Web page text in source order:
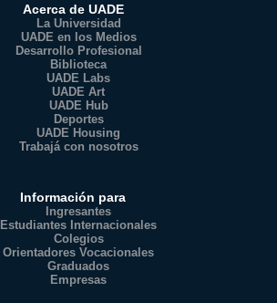
Acerca de UADE
La Universidad
UADE en los Medios
Desarrollo Profesional
Biblioteca
UADE Labs
UADE Art
UADE Hub
Deportes
UADE Housing
Trabajá con nosotros
Información para
Ingresantes
Estudiantes Internacionales
Colegios
Orientadores Vocacionales
Graduados
Empresas